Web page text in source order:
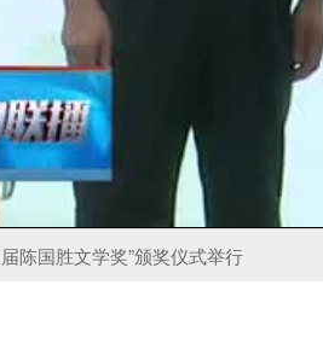
陈国胜文学奖”颁奖仪式举行